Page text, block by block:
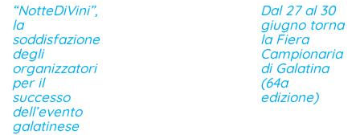
“NotteDiVini”,
la
soddisfazione
degli
organizzatori
per il
successo
dell’evento
galatinese
Dal 27 al 30
giugno torna
la Fiera
Campionaria
di Galatina
(64a
edizione)